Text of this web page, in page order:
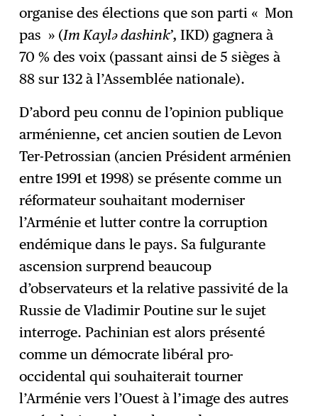
organise des élections que son parti « Mon
pas » (Im Kaylə dashink’, IKD) gagnera à
70 % des voix (passant ainsi de 5 sièges à
88 sur 132 à l’Assemblée nationale).
D’abord peu connu de l’opinion publique
arménienne, cet ancien soutien de Levon
Ter-Petrossian (ancien Président arménien
entre 1991 et 1998) se présente comme un
réformateur souhaitant moderniser
l’Arménie et lutter contre la corruption
endémique dans le pays. Sa fulgurante
ascension surprend beaucoup
d’observateurs et la relative passivité de la
Russie de Vladimir Poutine sur le sujet
interroge. Pachinian est alors présenté
comme un démocrate libéral pro-
occidental qui souhaiterait tourner
l’Arménie vers l’Ouest à l’image des autres